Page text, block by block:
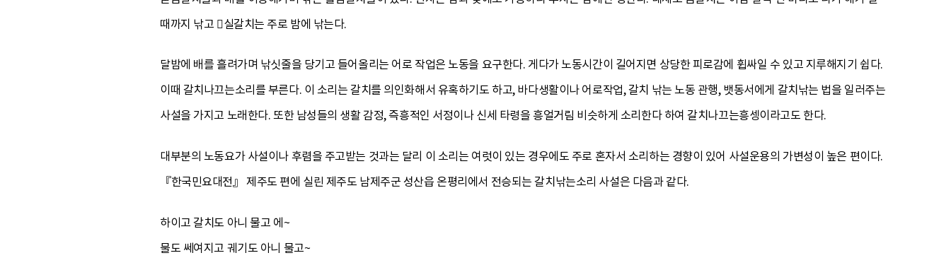
때까지 낚고 실갈치는 주로 밤에 낚는다.
달밤에 배를 흘려가며 낚싯줄을 당기고 들어올리는 어로 작업은 노동을 요구한다. 게다가 노동시간이 길어지면 상당한 피로감에 휩싸일 수 있고 지루해지기 쉽다.
이때 갈치나끄는소리를 부른다. 이 소리는 갈치를 의인화해서 유혹하기도 하고, 바다생활이나 어로작업, 갈치 낚는 노동 관행, 뱃동서에게 갈치낚는 법을 일러주는
사설을 가지고 노래한다. 또한 남성들의 생활 감정, 즉흥적인 서정이나 신세 타령을 흥얼거림 비슷하게 소리한다 하여 갈치나끄는흥셍이라고도 한다.
대부분의 노동요가 사설이나 후렴을 주고받는 것과는 달리 이 소리는 여럿이 있는 경우에도 주로 혼자서 소리하는 경향이 있어 사설운용의 가변성이 높은 편이다.
『한국민요대전』 제주도 편에 실린 제주도 남제주군 성산읍 온평리에서 전승되는 갈치낚는소리 사설은 다음과 같다.
하이고 갈치도 아니 물고 에~
물도 쎄여지고 궤기도 아니 물고~